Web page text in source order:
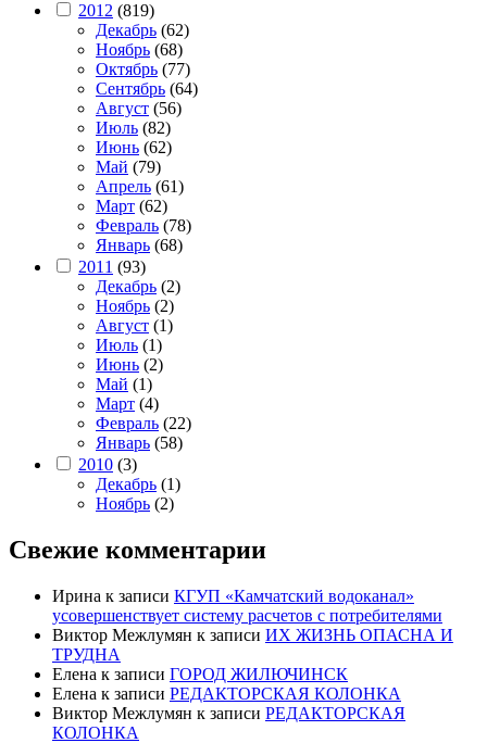
2012 (819)
Декабрь (62)
Ноябрь (68)
Октябрь (77)
Сентябрь (64)
Август (56)
Июль (82)
Июнь (62)
Май (79)
Апрель (61)
Март (62)
Февраль (78)
Январь (68)
2011 (93)
Декабрь (2)
Ноябрь (2)
Август (1)
Июль (1)
Июнь (2)
Май (1)
Март (4)
Февраль (22)
Январь (58)
2010 (3)
Декабрь (1)
Ноябрь (2)
Свежие комментарии
Ирина к записи КГУП «Камчатский водоканал»
усовершенствует систему расчетов с потребителями
Виктор Межлумян к записи ИХ ЖИЗНЬ ОПАСНА И
ТРУДНА
Елена к записи ГОРОД ЖИЛЮЧИНСК
Елена к записи РЕДАКТОРСКАЯ КОЛОНКА
Виктор Межлумян к записи РЕДАКТОРСКАЯ
КОЛОНКА